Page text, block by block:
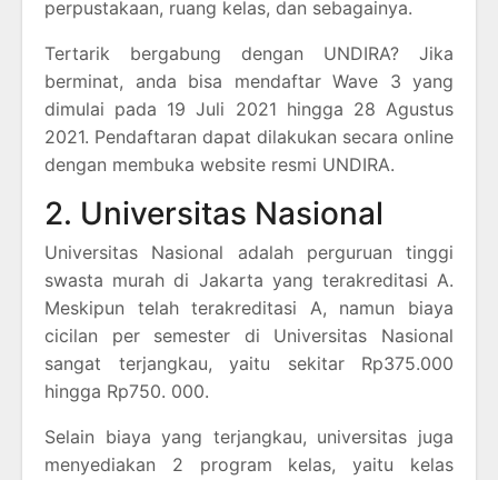
perpustakaan, ruang kelas, dan sebagainya.
Tertarik bergabung dengan UNDIRA? Jika
berminat, anda bisa mendaftar Wave 3 yang
dimulai pada 19 Juli 2021 hingga 28 Agustus
2021. Pendaftaran dapat dilakukan secara online
dengan membuka website resmi UNDIRA.
2. Universitas Nasional
Universitas Nasional adalah perguruan tinggi
swasta murah di Jakarta yang terakreditasi A.
Meskipun telah terakreditasi A, namun biaya
cicilan per semester di Universitas Nasional
sangat terjangkau, yaitu sekitar Rp375.000
hingga Rp750. 000.
Selain biaya yang terjangkau, universitas juga
menyediakan 2 program kelas, yaitu kelas